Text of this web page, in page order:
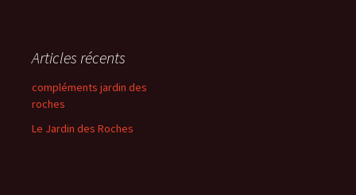
Articles récents
compléments jardin des
roches
Le Jardin des Roches